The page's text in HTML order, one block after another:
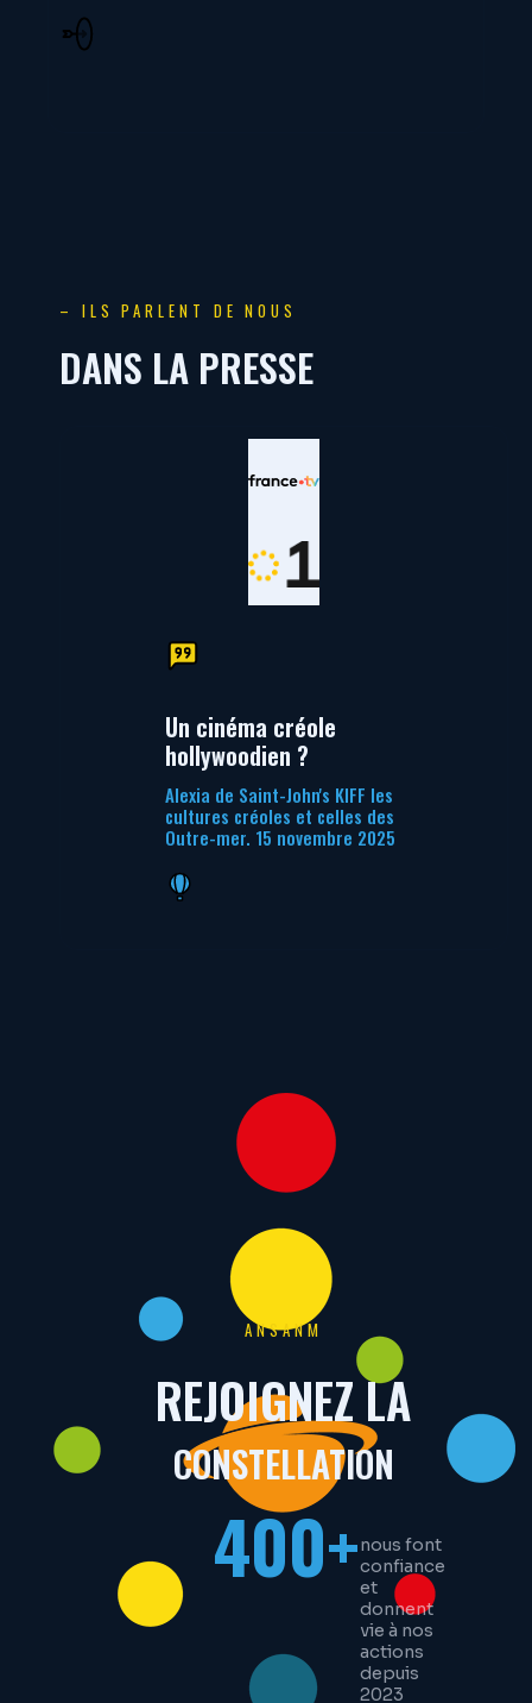
– ILS PARLENT DE NOUS
DANS LA PRESSE
Un cinéma créole
hollywoodien ?
Alexia de Saint-John's KIFF les
cultures créoles et celles des
Outre-mer. 15 novembre 2025
ANSANM
REJOIGNEZ LA
CONSTELLATION
400+nous font
confiance
et
donnent
vie à nos
actions
depuis
2023